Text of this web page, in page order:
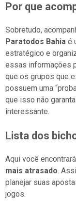
Por que
Sobretudo,
Paratodos Bahia é
estratégico e
essas informações
que os grupos que
possuem uma
que isso não
interessante.
Lista dos
Aqui você
mais atrasado.
planejar suas
jogos.